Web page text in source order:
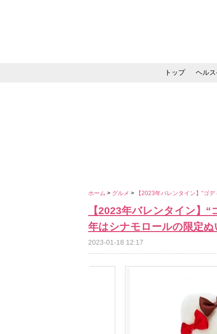
トップ ヘル
ホーム > グルメ > 【2023年バレンタイン】“ゴ
【2023年バレンタイン】
年はシナモロールの限定
2023-01-18 12:17